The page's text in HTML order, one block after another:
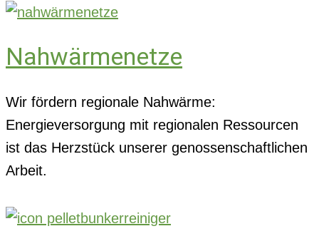
Nahwärmenetze
Wir fördern regionale Nahwärme:
Energieversorgung mit regionalen Ressourcen
ist das Herzstück unserer genossenschaftlichen
Arbeit.